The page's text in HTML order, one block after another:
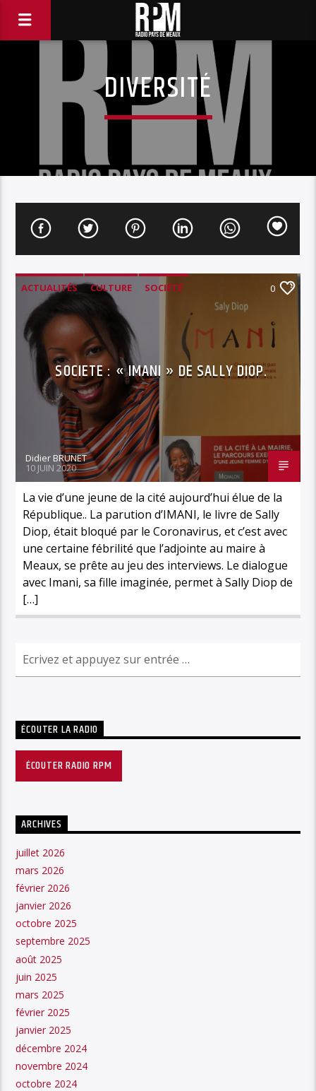
DIVERSITÉ
ACTUALITÉS CULTURE SOCIÉTÉ 0
SOCIETE : « IMANI » DE SALLY DIOP.
Didier BRUNET
10 JUIN 2020
La vie d’une jeune de la cité aujourd’hui élue de la
République.. La parution d’IMANI, le livre de Sally
Diop, était bloqué par le Coronavirus, et c’est avec
une certaine fébrilité que l’adjointe au maire à
Meaux, se prête au jeu des interviews. Le dialogue
avec Imani, sa fille imaginée, permet à Sally Diop de
[…]
ÉCOUTER LA RADIO
ÉCOUTER RADIO RPM
ARCHIVES
juillet 2026
mars 2026
février 2026
janvier 2026
octobre 2025
septembre 2025
août 2025
juin 2025
mars 2025
février 2025
janvier 2025
décembre 2024
novembre 2024
octobre 2024